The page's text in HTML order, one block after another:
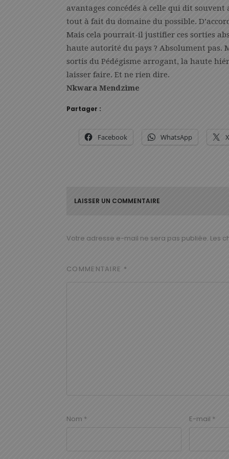
avantages concédés à celle qui dit souvent
tout à fait du domaine du possible.
Mais cela pourrait-il justifier ces sorties
haute autorité du pays ? Absolument pas.
sortis du Pédégisme arrogant, la haute
laisser faire. Et ne rien dire.
Nkwara Mendzime
Partager :
Facebook WhatsApp X
LAISSER UN COMMENTAIRE
Votre adresse e-mail ne sera pas publiée. Les
COMMENTAIRE *
Nom * E-mail *